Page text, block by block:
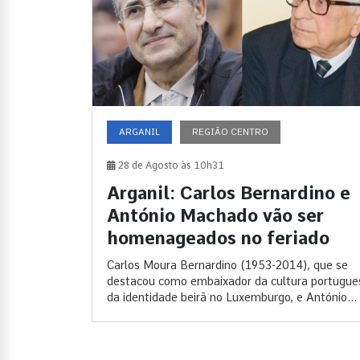
ARGANIL REGIÃO CENTRO
28 de Agosto às 10h31
Arganil: Carlos Bernardino e
António Machado vão ser
homenageados no feriado
Carlos Moura Bernardino (1953-2014), que se
destacou como embaixador da cultura
da identidade beirã no Luxemburgo, e António...